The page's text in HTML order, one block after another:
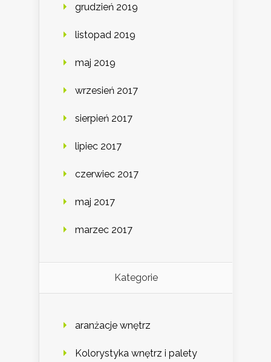
grudzień 2019
listopad 2019
maj 2019
wrzesień 2017
sierpień 2017
lipiec 2017
czerwiec 2017
maj 2017
marzec 2017
Kategorie
aranżacje wnętrz
Kolorystyka wnętrz i palety